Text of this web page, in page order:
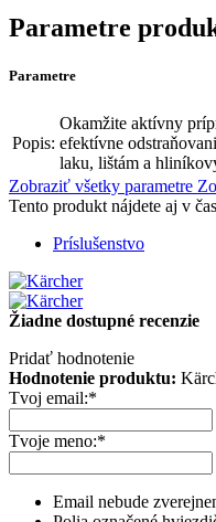
Parametre
Parametre
Popis:
Okamžite aktívny
efektívne
laku, lištám a
Zobraziť všetky parametre
Tento produkt nájdete aj v
Príslušenstvo
Žiadne dostupné recenzie
Pridať hodnotenie
Hodnotenie produktu:
Tvoj email:*
Tvoje meno:*
Email nebude